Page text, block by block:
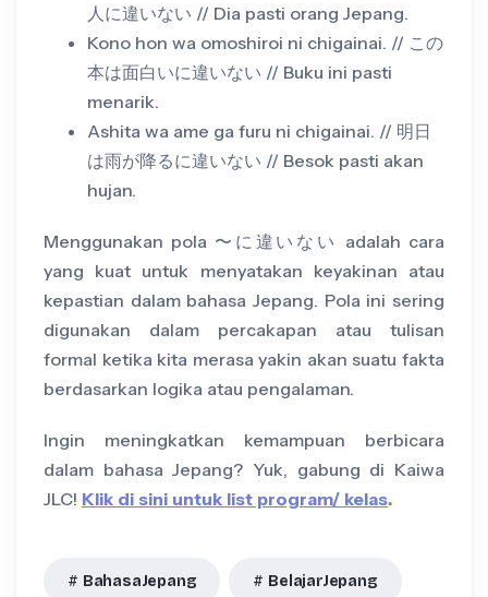
人に違いない // Dia pasti orang Jepang.
Kono hon wa omoshiroi ni chigainai. // この
本は面白いに違いない // Buku ini pasti
menarik.
Ashita wa ame ga furu ni chigainai. // 明日
は雨が降るに違いない // Besok pasti akan
hujan.
Menggunakan pola 〜に違いない adalah cara
yang kuat untuk menyatakan keyakinan atau
kepastian dalam bahasa Jepang. Pola ini sering
digunakan dalam percakapan atau tulisan
formal ketika kita merasa yakin akan suatu fakta
berdasarkan logika atau pengalaman.
Ingin meningkatkan kemampuan berbicara
dalam bahasa Jepang? Yuk, gabung di Kaiwa
JLC! Klik di sini untuk list program/ kelas.
BahasaJepang BelajarJepang